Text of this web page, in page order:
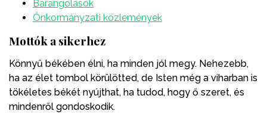
Barangolások
Önkormányzati közlemények
Mottók a sikerhez
Könnyű békében élni, ha minden jól megy. Nehezebb,
ha az élet tombol körülötted, de Isten még a viharban is
tökéletes békét nyújthat, ha tudod, hogy ő szeret, és
mindenről gondoskodik.